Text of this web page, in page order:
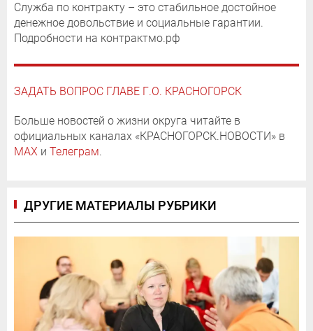
Служба по контракту – это стабильное достойное
денежное довольствие и социальные гарантии.
Подробности на контрактмо.рф
ЗАДАТЬ ВОПРОС ГЛАВЕ Г.О. КРАСНОГОРСК
Больше новостей о жизни округа читайте в
официальных каналах «КРАСНОГОРСК.НОВОСТИ» в
MAX и Телеграм.
ДРУГИЕ МАТЕРИАЛЫ РУБРИКИ